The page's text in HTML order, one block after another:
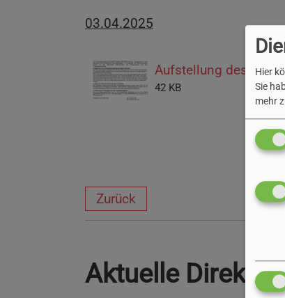
03.04.2025
Aufstellung des
42 KB
Zurück
Aktuelle
Hier
Sie
mehr